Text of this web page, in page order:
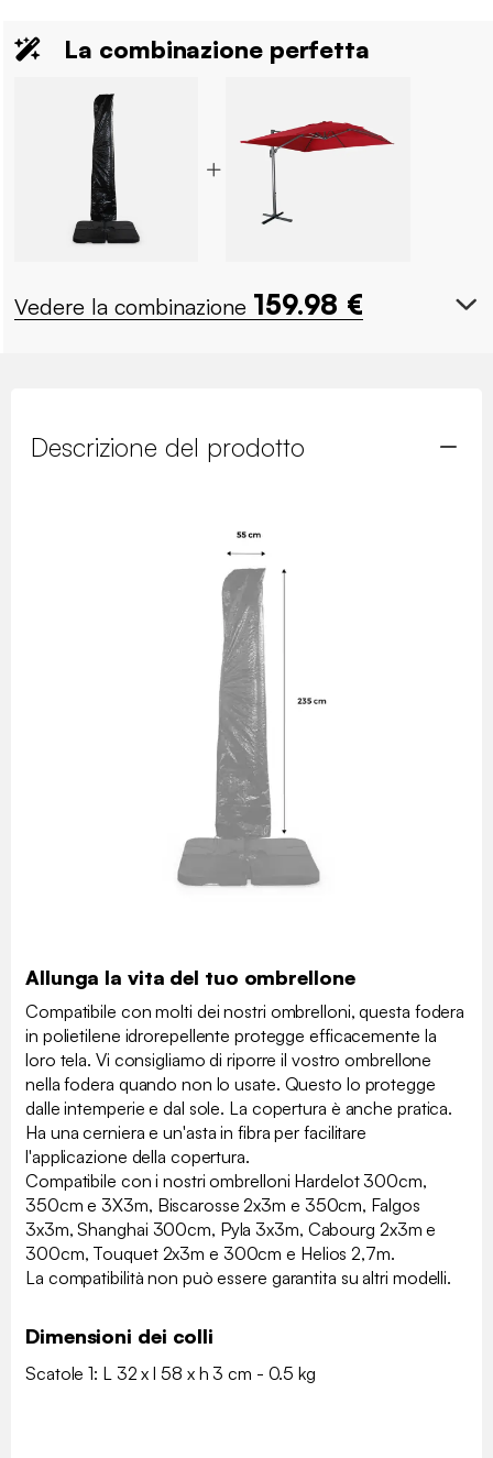
La combinazione perfetta
Vedere la combinazione 159.98 €
Descrizione del prodotto
Allunga la vita del tuo ombrellone
Compatibile con molti dei nostri ombrelloni, questa fodera
in polietilene idrorepellente protegge efficacemente la
loro tela. Vi consigliamo di riporre il vostro ombrellone
nella fodera quando non lo usate. Questo lo protegge
dalle intemperie e dal sole. La copertura è anche pratica.
Ha una cerniera e un'asta in fibra per facilitare
l'applicazione della copertura.
Compatibile con i nostri ombrelloni Hardelot 300cm,
350cm e 3X3m, Biscarosse 2x3m e 350cm, Falgos
3x3m, Shanghai 300cm, Pyla 3x3m, Cabourg 2x3m e
300cm, Touquet 2x3m e 300cm e Helios 2,7m.
La compatibilità non può essere garantita su altri modelli.
Dimensioni dei colli
Scatole 1: L 32 x l 58 x h 3 cm - 0.5 kg